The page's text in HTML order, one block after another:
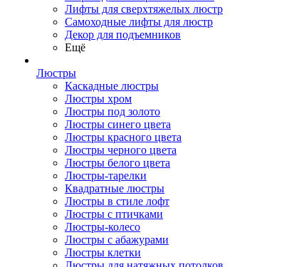
Лифты для сверхтяжелых люстр
Самоходные лифты для люстр
Декор для подъемников
Ещё
Люстры
Каскадные люстры
Люстры хром
Люстры под золото
Люстры синего цвета
Люстры красного цвета
Люстры черного цвета
Люстры белого цвета
Люстры-тарелки
Квадратные люстры
Люстры в стиле лофт
Люстры с птичками
Люстры-колесо
Люстры с абажурами
Люстры клетки